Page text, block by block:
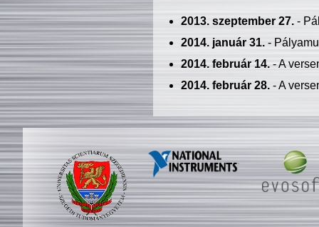
2013. szeptember 27.-
2014. január 31.-
2014. február 14.- A
2014. február 28.- A